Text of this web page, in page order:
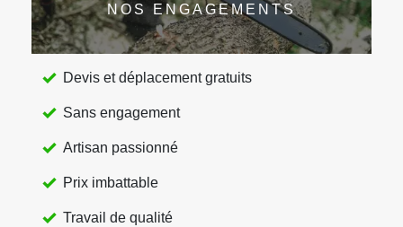
NOS ENGAGEMENTS
Devis et déplacement gratuits
Sans engagement
Artisan passionné
Prix imbattable
Travail de qualité